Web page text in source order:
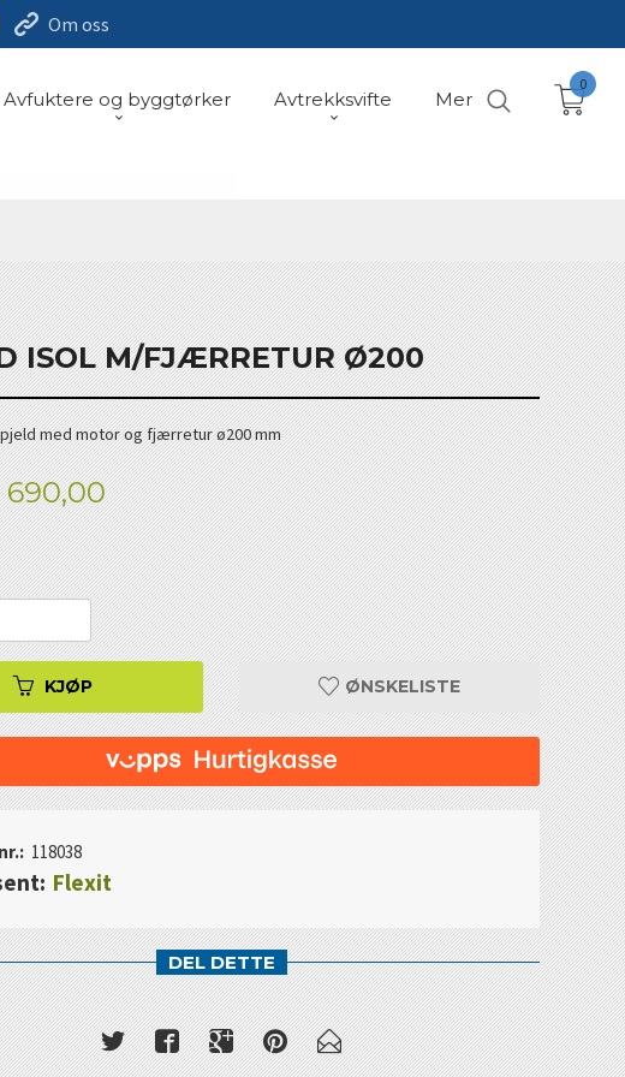
Om oss
Avfuktere og byggtørker Avtrekksvifte Mer
0
ISOL M/FJÆRRETUR Ø200
med motor og fjærretur ø200 mm
690,00
KJØP ØNSKELISTE
118038
Flexit
DEL DETTE